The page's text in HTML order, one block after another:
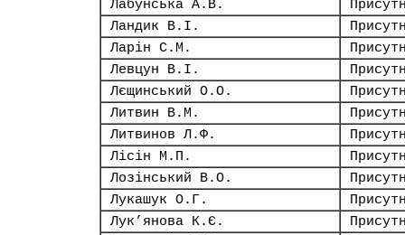
Лабунська А.В.
Ландик В.І.
Ларін С.М.
Левцун В.І.
Лєщинський О.О.
Литвин В.М.
Литвинов Л.Ф.
Лісін М.П.
Лозінський В.О.
Лукашук О.Г.
Лук’янова К.Є.